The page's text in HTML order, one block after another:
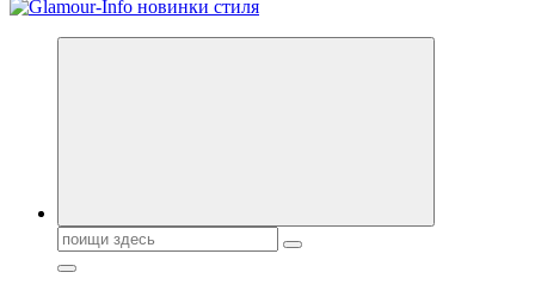
Секреты молодости, красоты и долголетия. Гламурный журнал
Поиск: